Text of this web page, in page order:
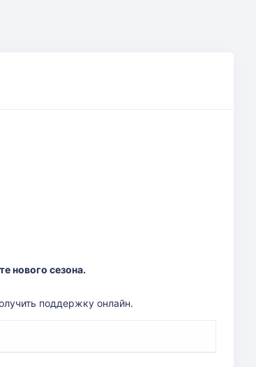
нового сезона.
поддержку онлайн.